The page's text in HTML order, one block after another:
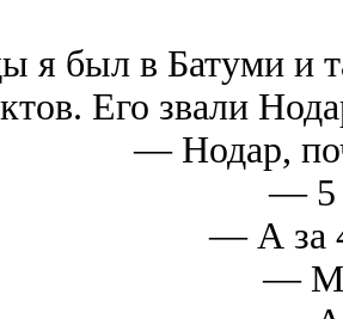
я был в Батуми и
Его звали
— Нодар,
— 5
— А за
—